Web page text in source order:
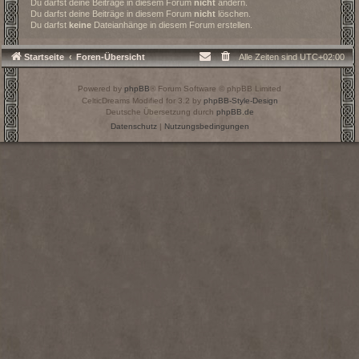
Du darfst deine Beiträge in diesem Forum nicht ändern.
Du darfst deine Beiträge in diesem Forum nicht löschen.
Du darfst keine Dateianhänge in diesem Forum erstellen.
Startseite Foren-Übersicht Alle Zeiten sindUTC+02:00
Powered by phpBB® Forum Software © phpBB Limited
CelticDreams Modified for 3.2 by phpBB-Style-Design
Deutsche Übersetzung durch phpBB.de
Datenschutz| Nutzungsbedingungen